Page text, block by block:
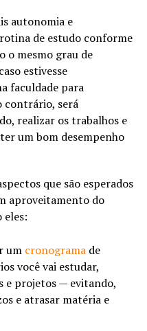
autonomia e
de estudo conforme
o mesmo grau de
estivesse
faculdade para
contrário, será
realizar os trabalhos e
um bom desempenho
que são esperados
aproveitamento do
eles:
um cronogramade
você vai estudar,
e projetos — evitando,
e atrasar matéria e